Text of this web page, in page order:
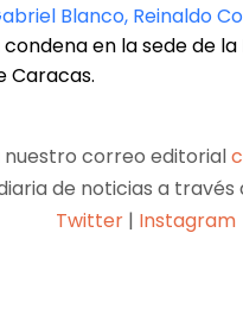
Blanco, Reinaldo
en la sede de
Caracas.
correo editorial
de noticias a
Twitter | Instagram